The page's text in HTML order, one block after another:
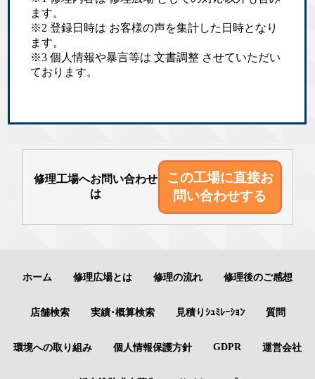
ます。
※2 登録日時は お客様の声を集計した日時となり
ます。
※3 個人情報や暴言等は 文書調整 させていただい
ております。
修理工場へお問い合わせ
は
この工場に直接お
問い合わせする
ホーム 修理広場とは 修理の流れ 修理後のご感想
店舗検索 実績･概算検索 見積りｼｭﾐﾚｰｼｮﾝ 質問
環境への取り組み 個人情報保護方針 GDPR 運営会社